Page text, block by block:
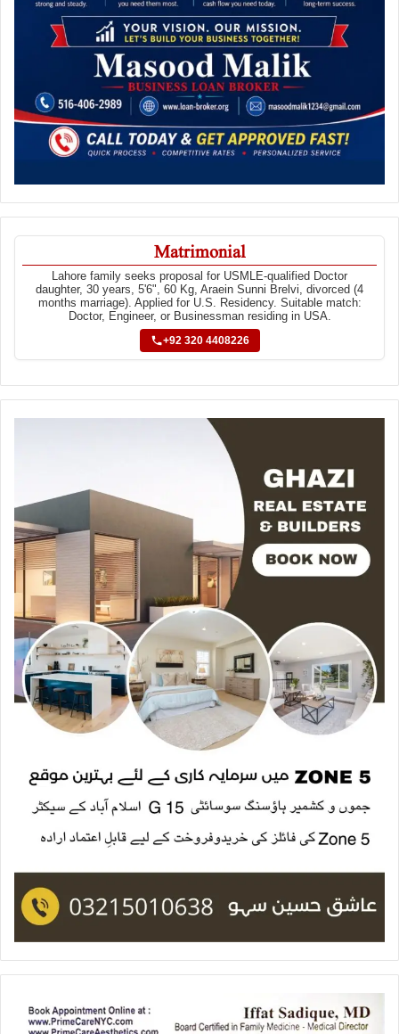
Matrimonial
Lahore family seeks proposal for USMLE-qualified Doctor
daughter, 30 years, 5'6", 60 Kg, Araein Sunni Brelvi, divorced (4
months marriage). Applied for U.S. Residency. Suitable match:
Doctor, Engineer, or Businessman residing in USA.
+92 320 4408226